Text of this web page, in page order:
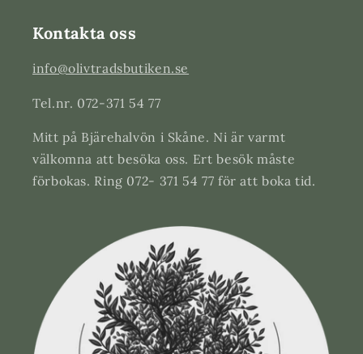
Kontakta oss
info@olivtradsbutiken.se
Tel.nr. 072-371 54 77
Mitt på Bjärehalvön i Skåne. Ni är varmt
välkomna att besöka oss. Ert besök måste
förbokas. Ring 072- 371 54 77 för att boka tid.